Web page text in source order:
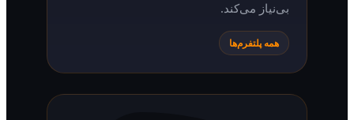
بی‌نیاز می‌کند.
همه پلتفرم‌ها